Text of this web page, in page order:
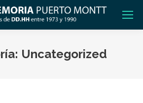
Uncategorized